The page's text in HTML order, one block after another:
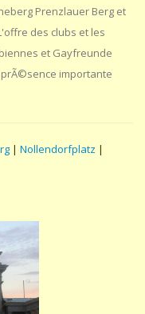
Prenzlauer Berg et
des clubs et les
et Gayfreunde
importante
| Nollendorfplatz |